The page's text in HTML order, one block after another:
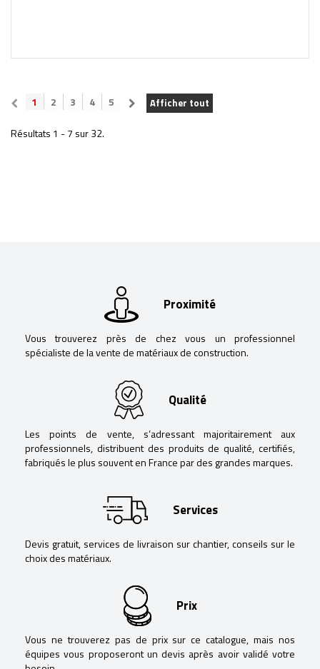
Afficher tout
1 2 3 4 5
Résultats 1 - 7 sur 32.
Proximité
Vous trouverez près de chez vous un professionnel
spécialiste de la vente de matériaux de construction.
Qualité
Les points de vente, s’adressant majoritairement aux
professionnels, distribuent des produits de qualité, certifiés,
fabriqués le plus souvent en France par des grandes marques.
Services
Devis gratuit, services de livraison sur chantier, conseils sur le
choix des matériaux.
Prix
Vous ne trouverez pas de prix sur ce catalogue, mais nos
équipes vous proposeront un devis après avoir validé votre